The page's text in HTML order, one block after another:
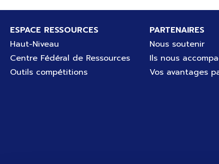
Pied de page
ESPACE RESSOURCES
Haut-Niveau
Centre Fédéral de Ressources
Outils compétitions
PARTENAIRES
Nous soutenir
Ils nous
Vos avantages